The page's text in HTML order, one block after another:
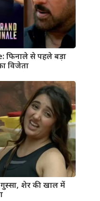
फिनाले से पहले बड़ा
विजेता
शेर की खाल में